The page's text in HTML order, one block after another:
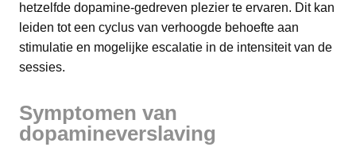
hetzelfde dopamine-gedreven plezier te ervaren. Dit kan
leiden tot een cyclus van verhoogde behoefte aan
stimulatie en mogelijke escalatie in de intensiteit van de
sessies.
Symptomen van
dopamineverslaving